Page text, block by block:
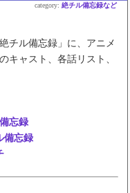
category: 絶チル備忘録など
チル備忘録」に、アニメ
キャスト、各話リスト、
忘録
備忘録